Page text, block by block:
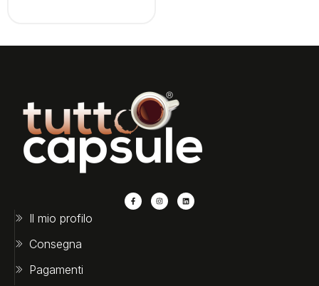
Il mio profilo
Consegna
Pagamenti